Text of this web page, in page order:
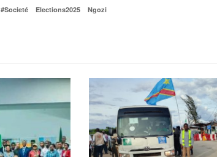
#Societé Elections2025 Ngozi